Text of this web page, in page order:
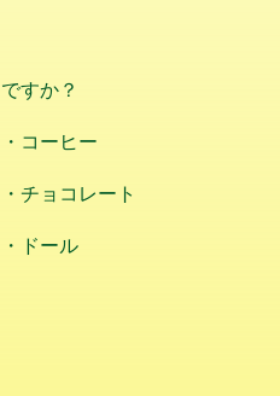
すか？
コーヒー
チョコレート
ドール